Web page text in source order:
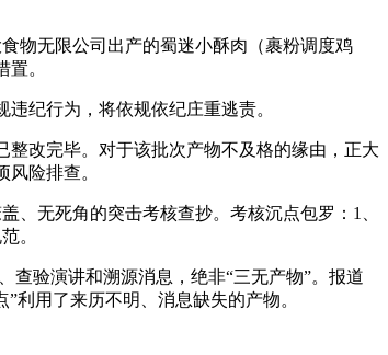
物无限公司出产的蜀迷小酥肉（裹粉调度鸡
。
纪行为，将依规依纪庄重逃责。
改完毕。对于该批次产物不及格的缘由，正大
险排查。
无死角的突击考核查抄。考核沉点包罗：1、
。
验演讲和溯源消息，绝非“三无产物”。报道
利用了来历不明、消息缺失的产物。